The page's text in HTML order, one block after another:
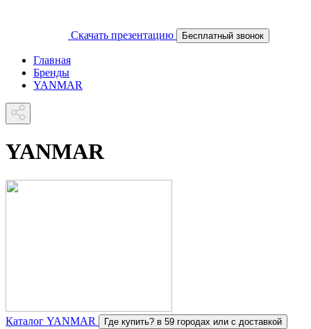
Скачать презентацию Бесплатный звонок
Главная
Бренды
YANMAR
YANMAR
Каталог YANMAR Где купить? в 59 городах или с доставкой